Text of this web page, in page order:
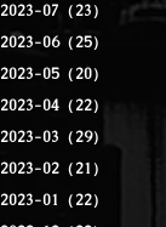
2023-07（23）
2023-06（25）
2023-05（20）
2023-04（22）
2023-03（29）
2023-02（21）
2023-01（22）